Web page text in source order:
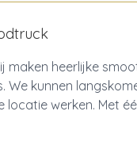
maken heerlijke
We kunnen
werken. Met